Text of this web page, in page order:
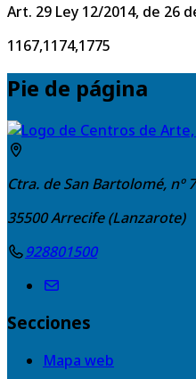
Art. 29 Ley 12/2014, de 26
1167,1174,1775
Pie de página
Ctra. de San Bartolomé, nº
35500Arrecife (Lanzarote)
928801500
Secciones
Mapa web